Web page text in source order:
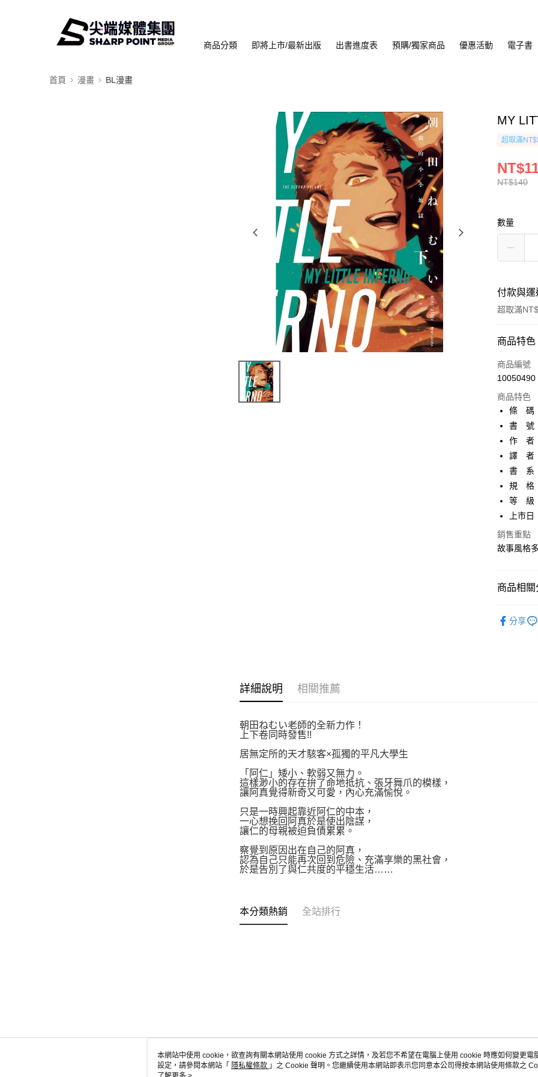
商品分類 即將上市/最新出版 出書進度表 預購/獨家商品 優惠活動 電子書
首頁 漫畫 BL漫畫
MY
超取滿
NT$140
數量
付款與運
超取滿
付款方式
信用卡一次
AFTEE先
相關說明
AFTEE先
便利好安
１．簡單
２．便利
３．安心
１．於結
付」結帳
２．訂單
３．收到
絡購買商
先享後付
是否繳費
付客戶支援
ATM付款
運送方式
全家取貨
每筆
付款後全家
付款後萊
商品特色
商品編號
10050490
商品特色
條 碼
書 號
作 者
譯 者
書 系
規 格
等 級
上市
銷售重點
故事風格
商品相關
分享
詳細說明 相關推薦
朝田ねむい老師的全新力作！
上下卷同時發售!!
居無定所的天才駭客×孤獨的平凡大學生
「阿仁」矮小、軟弱又無力。
這樣渺小的存在拚了命地抵抗、張牙舞爪的模樣，
讓阿真覺得新奇又可愛，內心充滿愉悅。
只是一時興起靠近阿仁的中本，
一心想挽回阿真於是使出陰謀，
讓仁的母親被迫負債累累。
察覺到原因出在自己的阿真，
認為自己只能再次回到危險、充滿享樂的黑社會，
於是告別了與仁共度的平穩生活……
本分類熱銷 全站排行
關於我們 客服資訊
本網站中使用 cookie，欲查詢有關本網站使用 cookie 方式之詳情，及若您不希望在電腦上使用 cookie 時應如何變更電
設定，請參閱本網站「 隱私權條款 」之 Cookie 聲明。您繼續使用本網站即表示您同意本公司得按本網站使用條款之